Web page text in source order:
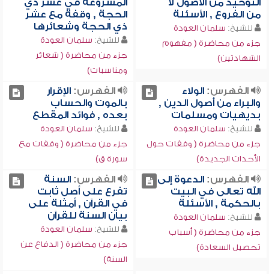
التوحيد من الأصول لا
من الفروع , الأسئلة
للشيخ: سلمان العودة
جزء من محاضرة ( مفهوم
الشهادتين)
المشروعة في عشر ذي
الحجة , وقفة مع عشر
ذي الحجة وشعائرها
للشيخ: سلمان العودة
جزء من محاضرة ( شعائر
ومناسبات)
الفهرس:الولاء
والبراء من أصول الدين ,
بديهيات ومسلمات
للشيخ: سلمان العودة
جزء من محاضرة ( وقفات حول
الأحداث الجديدة)
الفهرس:الإقرار
بالموت والحساب
بعده , فوائد المقطع
للشيخ: سلمان العودة
جزء من محاضرة ( وقفات مع
سورة ق)
الفهرس:الدعوة إلى
الله تعالى في البيت
بالحكمة , الأسئلة
للشيخ: سلمان العودة
جزء من محاضرة ( أسباب
تحصيل السعادة)
الفهرس:السنة
تفرع على أصل ثابت
في القرآن , أمثلة على
بيان السنة للقرآن
للشيخ: سلمان العودة
جزء من محاضرة ( الدفاع عن
السنة)